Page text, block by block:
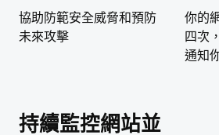
協助防範安全威脅和預防
未來攻擊
你的
四次
通知
持續監控網站並